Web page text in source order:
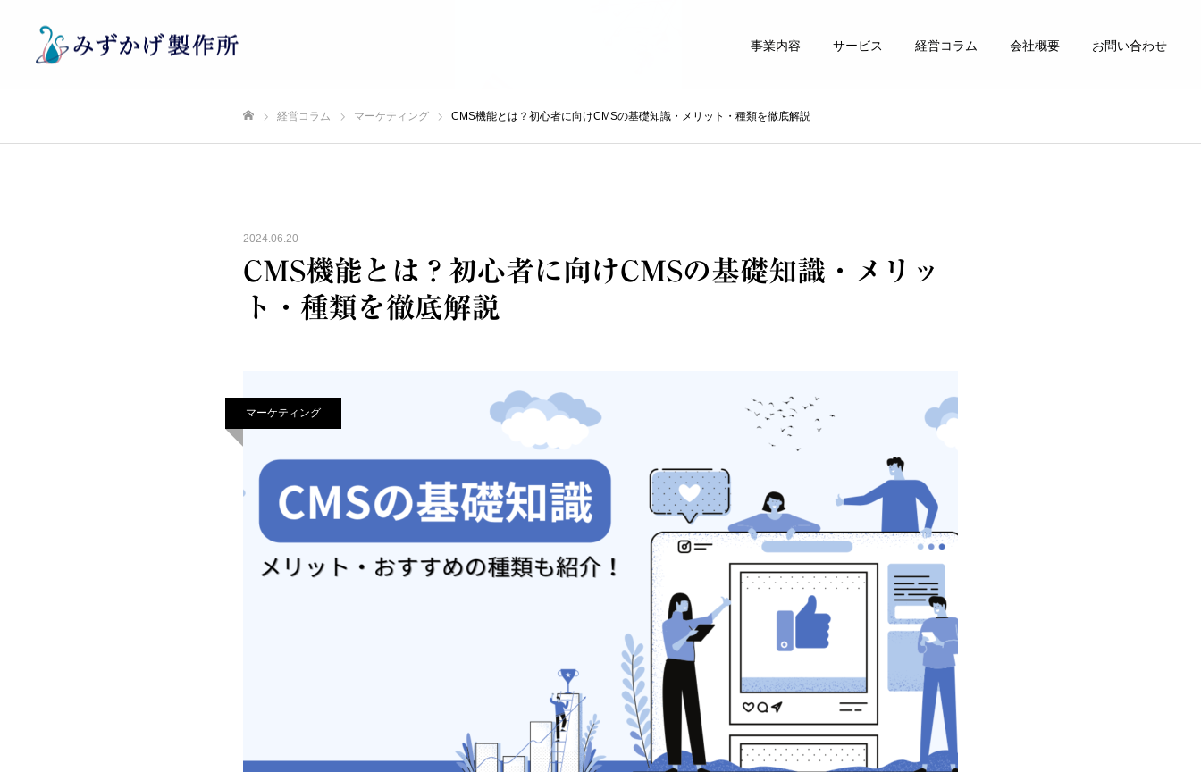
事業内容 サービス 経営コラム 会社概要 お問い合わせ
経営コラム マーケティング CMS機能とは？初心者に向けCMSの基礎知識・メリット・種類を徹底解説
2024.06.20
CMS機能とは？初心者に向けCMSの基礎知識・メリッ
ト・種類を徹底解説
マーケティング